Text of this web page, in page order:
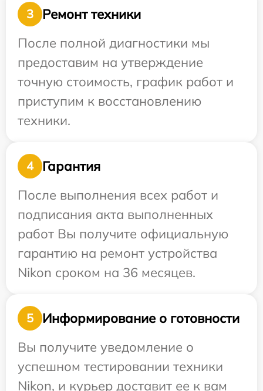
3
Ремонт техники
После полной диагностики мы
предоставим на утверждение
точную стоимость, график работ и
приступим к восстановлению
техники.
4
Гарантия
После выполнения всех работ и
подписания акта выполненных
работ Вы получите официальную
гарантию на ремонт устройства
Nikon сроком на 36 месяцев.
5
Информирование о готовности
Вы получите уведомление о
успешном тестировании техники
Nikon, и курьер доставит ее к вам